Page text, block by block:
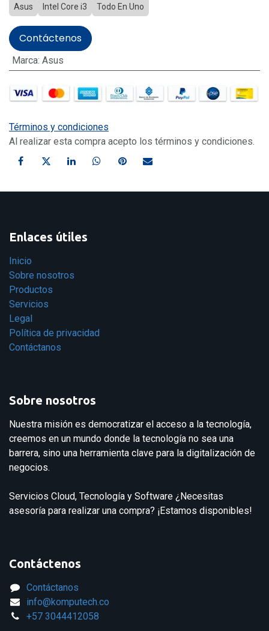
Asus Intel Core i3 Todo En Uno
Contáctenos
Marca: Asus
Términos y condiciones
Al realizar esta compra acepto los términos y condiciones.
Enlaces útiles
Inicio
Sobre nosotros
Productos
Servicios
Legal
Política de privacidad
Contáctanos
Sobre nosotros
Nuestra misión es democratizar el acceso a la tecnología,
creemos en un mundo donde la tecnología no sea una
barrera, sino una herramienta clave para la digitalización de
negocios.
Servicios Cloud, Tecnología y Software ¿Necesitas
asesoría para realizar una compra? ¡Estamos disponibles!
Contáctenos
Contáctanos
info@komputech.co
+57 3044412058